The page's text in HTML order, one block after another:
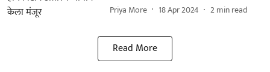
Priya More 18 Apr 2024 2min read
Read More